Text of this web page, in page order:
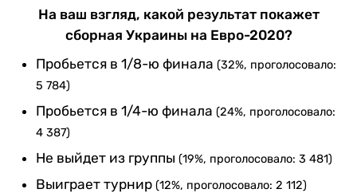
На ваш взгляд, какой результат покажет
сборная Украины на Евро-2020?
Пробьется в 1/8-ю финала (32%, проголосовало:
5 784)
Пробьется в 1/4-ю финала (24%, проголосовало:
4 387)
Не выйдет из группы (19%, проголосовало: 3 481)
Выиграет турнир (12%, проголосовало: 2 112)